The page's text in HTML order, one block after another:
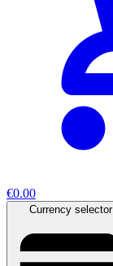
€0.00
Currency selector